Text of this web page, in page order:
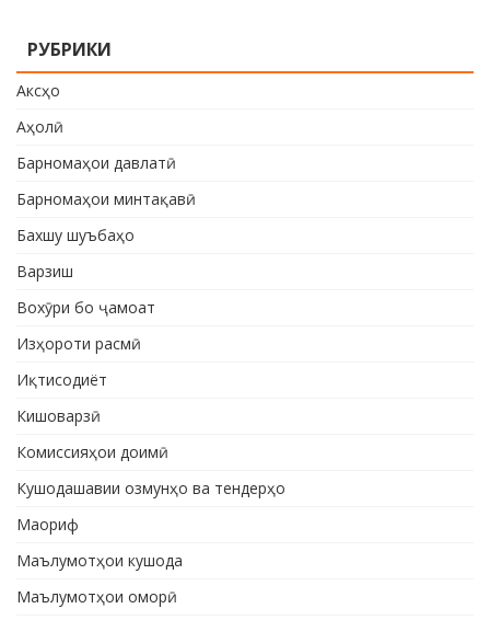
РУБРИКИ
Аксҳо
Аҳолӣ
Барномаҳои давлатӣ
Барномаҳои минтақавӣ
Бахшу шуъбаҳо
Варзиш
Вохӯри бо ҷамоат
Изҳороти расмӣ
Иқтисодиёт
Кишоварзӣ
Комиссияҳои доимӣ
Кушодашавии озмунҳо ва тендерҳо
Маориф
Маълумотҳои кушода
Маълумотҳои оморӣ